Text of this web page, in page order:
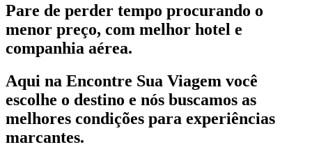
Pare de perder tempo procurando o
menor preço, com melhor hotel e
companhia aérea.
Aqui na Encontre Sua Viagem você
escolhe o destino e nós buscamos as
melhores condições para experiências
marcantes.